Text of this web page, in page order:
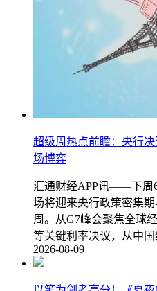
超级周热点前瞻：央行
场博弈
汇通财经APP讯——下周
场将迎来央行政策密集
周。从G7峰会聚焦全球
等关键利率决议，从中
2026-08-09